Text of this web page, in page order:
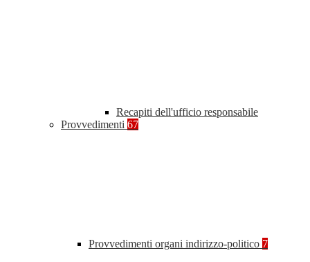
Recapiti dell'ufficio responsabile
Provvedimenti 67
Provvedimenti organi indirizzo-politico 7